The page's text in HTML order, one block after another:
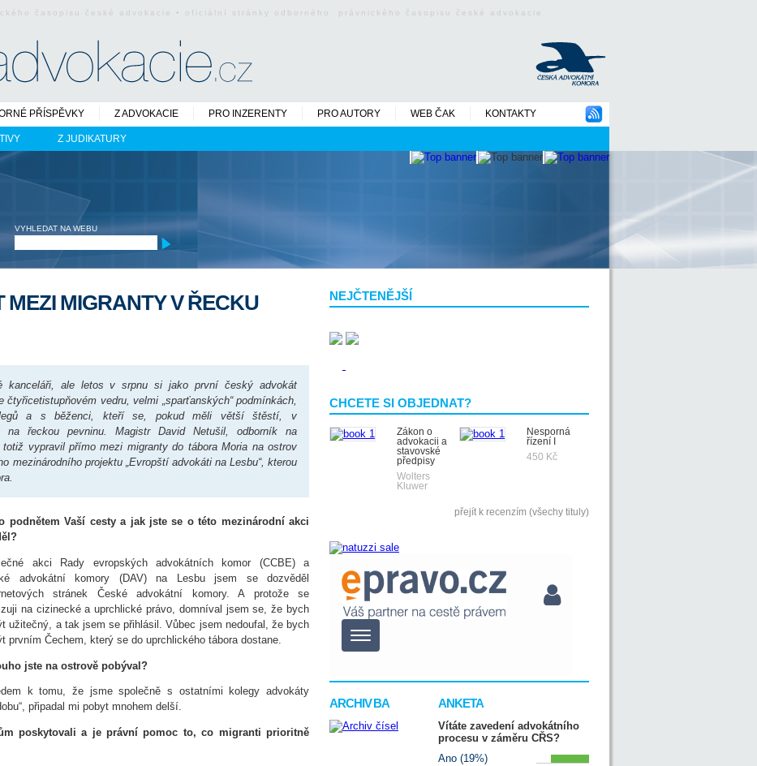
časopisu české advokacie • oficiální stránky odborného právnického časopisu české advokacie
Z JUDIKATURY
PŘÍSPĚVKY Z ADVOKACIE PRO INZERENTY PRO AUTORY WEB ČAK KONTAKTY
VYHLEDAT NA WEBU
NEJČTENĚJŠÍ
CHCETE SI OBJEDNAT?
Zákon o
advokacii a
stavovské
předpisy
Wolters
Kluwer
Nesporná
řízení I
450 Kč
přejít k recenzím (všechy tituly)
ARCHIV BA ANKETA
Vítáte zavedení advokátního
procesu v záměru CŘS?
Ano (19%)
MIGRANTY V ŘECKU
kanceláři, ale letos v srpnu si jako první český advokát
vedru, velmi „sparťanských“ podmínkách,
a s běženci, kteří se, pokud měli větší štěstí, v
na řeckou pevninu. Magistr David Netušil, odborník na
vypravil přímo mezi migranty do tábora Moria na ostrov
mezinárodního projektu „Evropští advokáti na Lesbu“, kterou
podnětem Vaší cesty a jak jste se o této mezinárodní akci
akci Rady evropských advokátních komor (CCBE) a
advokátní komory (DAV) na Lesbu jsem se dozvěděl
stránek České advokátní komory. A protože se
na cizinecké a uprchlické právo, domníval jsem se, že bych
užitečný, a tak jsem se přihlásil. Vůbec jsem nedoufal, že bych
prvním Čechem, který se do uprchlického tábora dostane.
jste na ostrově pobýval?
k tomu, že jsme společně s ostatními kolegy advokáty
připadal mi pobyt mnohem delší.
poskytovali a je právní pomoc to, co migranti prioritně